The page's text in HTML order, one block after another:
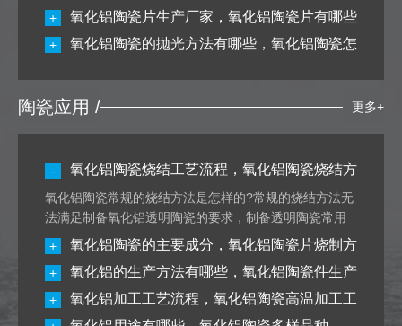
因有哪些方面
+
氧化铝陶瓷片生产厂家，氧化铝陶瓷片有哪些
优缺点及鉴定方法呢
+
氧化铝陶瓷的抛光方法有哪些，氧化铝陶瓷怎
陶瓷应用 / 更多+
-
氧化铝陶瓷烧结工艺流程，氧化铝陶瓷烧结方
法有哪些
氧化铝陶瓷常规的烧结方法是怎样的?常规的烧结方法无
法满足制备氧化铝透明陶瓷的要求，制备透明陶瓷常用
的烧结方法有：a气氛与真空烧结、b热等静压烧结、c放
电等离子体烧结等。 氧化铝陶瓷常规的烧结方法是怎样
的 1、气氛与真空烧结 通过常压烧结制备的氧化铝陶瓷
通常会有1~3%的残余气孔，而通过在真空或者气氛中烧
结可使……
氧化铝陶瓷烧结工艺流程，氧化铝陶瓷烧结
+
氧化铝陶瓷的主要成分，氧化铝陶瓷片烧制方
式是什么
+
氧化铝的生产方法有哪些，氧化铝陶瓷件生产
流程详解
+
氧化铝加工工艺流程，氧化铝陶瓷高温加工工